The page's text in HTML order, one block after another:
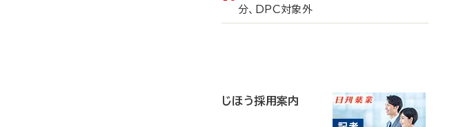
分、DPC対象外
じほう採用案内